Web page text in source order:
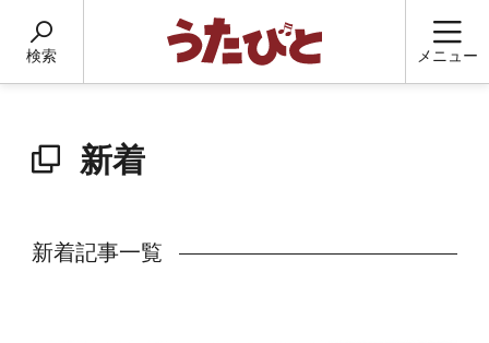
検索 メニュー
新着
新着記事一覧